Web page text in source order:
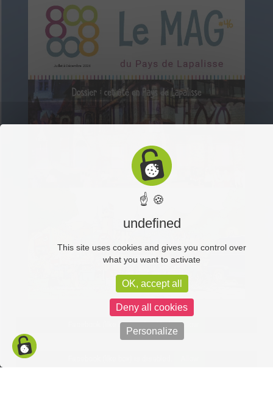
Facebook (like box) is disabled. Allow
☝ 🍪
undefined
This site uses cookies and gives you control over
what you want to activate
OK, accept all
Deny all cookies
Personalize